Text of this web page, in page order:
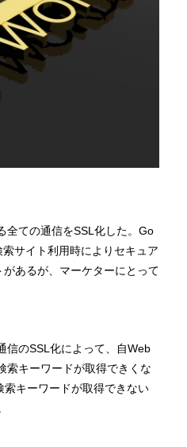
全ての通信をSSL化した。Go
サイト利用時によりセキュア
あるが、マーケターにとって
信のSSL化によって、自Web
索キーワードが取得できくな
キーワードが取得できない